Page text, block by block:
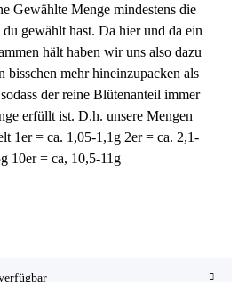
Gewählte Menge mindestens die
gewählt hast. Da hier und da ein
hält haben wir uns also dazu
bisschen mehr hineinzupacken als
der reine Blütenanteil immer
erfüllt ist. D.h. unsere Mengen
1er = ca. 1,05-1,1g 2er = ca. 2,1-
10er = ca, 10,5-11g